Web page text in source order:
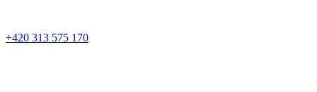
+420 313 575 170